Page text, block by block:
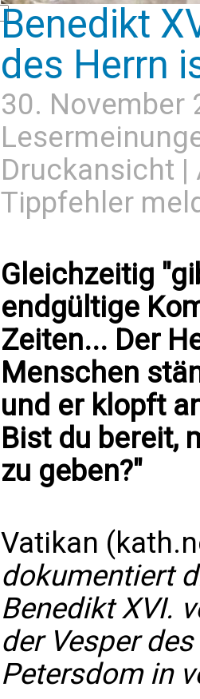
Benedikt
des Herrn
30. November
Druckansicht |
Tippfehler
Gleichzeitig
endgültige
Zeiten... Der
Menschen
und er klopft
Bist du bereit,
zu geben?"
Vatikan
dokumentiert
Benedikt XVI.
der Vesper
Petersdom in